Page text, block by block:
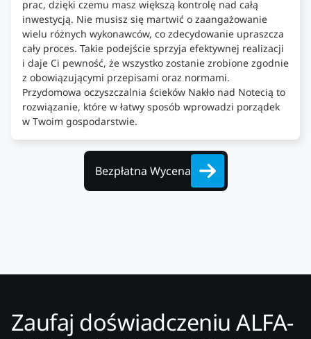
prac, dzięki czemu masz większą kontrolę nad całą
inwestycją. Nie musisz się martwić o zaangażowanie
wielu różnych wykonawców, co zdecydowanie upraszcza
cały proces. Takie podejście sprzyja efektywnej realizacji
i daje Ci pewność, że wszystko zostanie zrobione zgodnie
z obowiązującymi przepisami oraz normami.
Przydomowa oczyszczalnia ścieków Nakło nad Notecią to
rozwiązanie, które w łatwy sposób wprowadzi porządek
w Twoim gospodarstwie.
Bezpłatna Wycena
Zaufaj doświadczeniu ALFA-